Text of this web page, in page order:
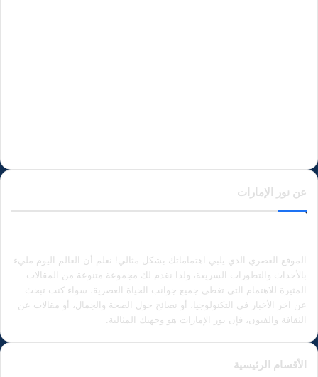
عن نور الإمارات
الموقع العصري الذي يلبي اهتماماتك بشكل مثالي! نعلم أن العالم اليوم مليء
بالأحداث والتطورات السريعة، ولذا نقدم لك مجموعة متنوعة من المقالات
المثيرة للاهتمام التي تغطي جميع جوانب الحياة العصرية. سواء كنت تبحث
عن آخر الأخبار في التكنولوجيا، أو نصائح حول الصحة والجمال، أو مقالات عن
الثقافة والفنون، فإن نور الإمارات هو وجهتك المثالية.
الأقسام الرئيسية